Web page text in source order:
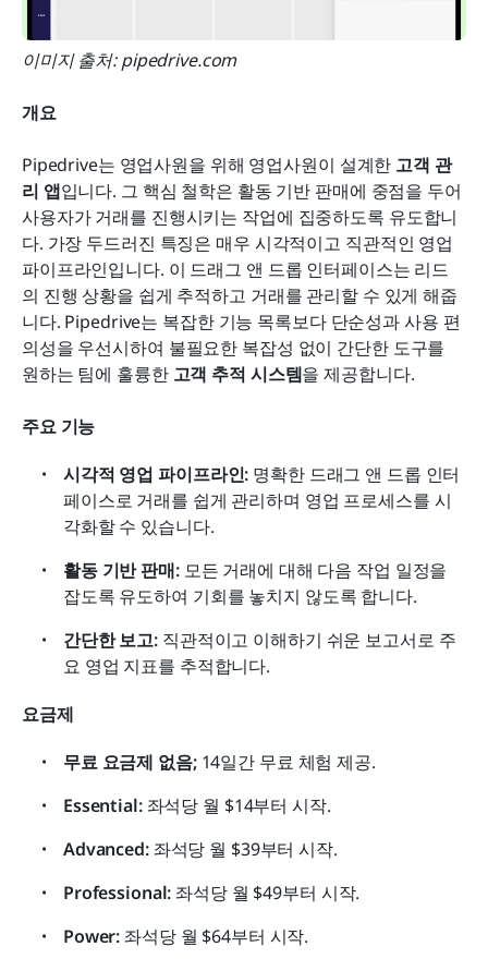
이미지 출처: pipedrive.com
개요
Pipedrive는 영업사원을 위해 영업사원이 설계한 고객 관
리 앱입니다. 그 핵심 철학은 활동 기반 판매에 중점을 두어
사용자가 거래를 진행시키는 작업에 집중하도록 유도합니
다. 가장 두드러진 특징은 매우 시각적이고 직관적인 영업
파이프라인입니다. 이 드래그 앤 드롭 인터페이스는 리드
의 진행 상황을 쉽게 추적하고 거래를 관리할 수 있게 해줍
니다. Pipedrive는 복잡한 기능 목록보다 단순성과 사용 편
의성을 우선시하여 불필요한 복잡성 없이 간단한 도구를
원하는 팀에 훌륭한 고객 추적 시스템을 제공합니다.
주요 기능
시각적 영업 파이프라인: 명확한 드래그 앤 드롭 인터
페이스로 거래를 쉽게 관리하며 영업 프로세스를 시
각화할 수 있습니다.
활동 기반 판매: 모든 거래에 대해 다음 작업 일정을
잡도록 유도하여 기회를 놓치지 않도록 합니다.
간단한 보고: 직관적이고 이해하기 쉬운 보고서로 주
요 영업 지표를 추적합니다.
요금제
무료 요금제 없음; 14일간 무료 체험 제공.
Essential: 좌석당 월 $14부터 시작.
Advanced: 좌석당 월 $39부터 시작.
Professional: 좌석당 월 $49부터 시작.
Power: 좌석당 월 $64부터 시작.